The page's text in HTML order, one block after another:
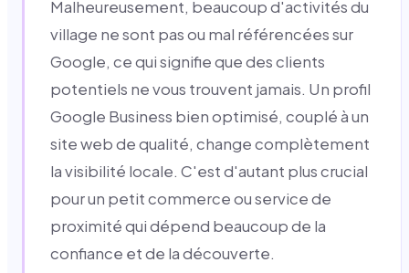
Malheureusement, beaucoup d'activités du
village ne sont pas ou mal référencées sur
Google, ce qui signifie que des clients
potentiels ne vous trouvent jamais. Un profil
Google Business bien optimisé, couplé à un
site web de qualité, change complètement
la visibilité locale. C'est d'autant plus crucial
pour un petit commerce ou service de
proximité qui dépend beaucoup de la
confiance et de la découverte.